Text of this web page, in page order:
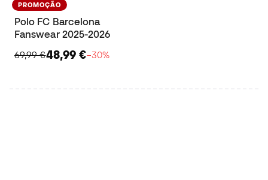
PROMOÇÃO
Polo FC Barcelona
Fanswear 2025-2026
69,99 €48,99 €−30%